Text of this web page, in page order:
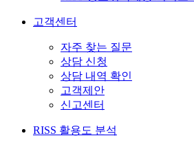
고객센터
자주 찾는 질문
상담 신청
상담 내역 확인
고객제안
신고센터
RISS 활용도 분석